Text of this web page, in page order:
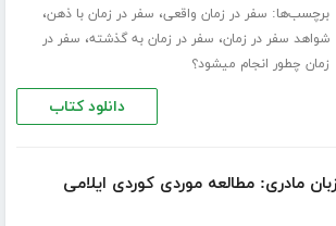
برچسب‌ها: سفر در زمان واقعی، سفر در زمان با ذهن،
شواهد سفر در زمان، سفر در زمان به گذشته، سفر در
زمان چطور انجام میشود؟
دانلود کتاب
مادری: مطالعه موردی کوردی ایلامی